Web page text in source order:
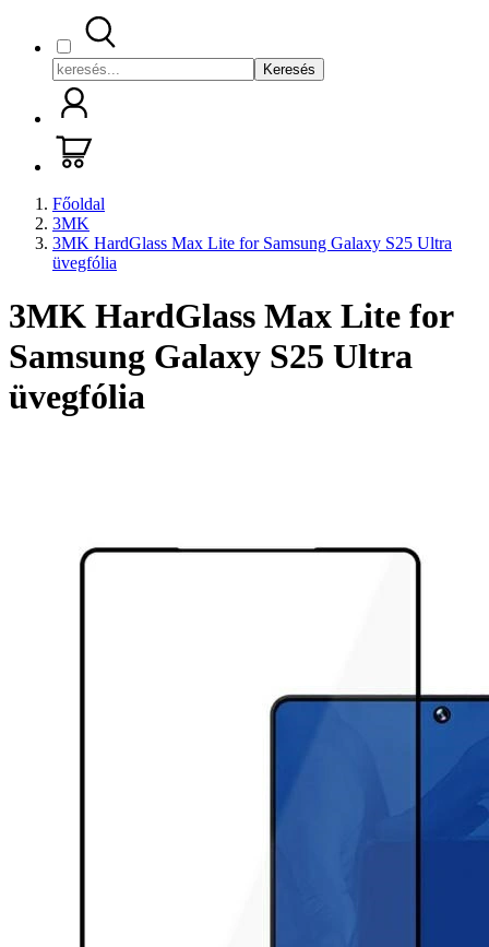
Keresés
Főoldal
3MK
3MK HardGlass Max Lite for Samsung Galaxy S25 Ultra
üvegfólia
3MK HardGlass Max Lite for
Samsung Galaxy S25 Ultra
üvegfólia